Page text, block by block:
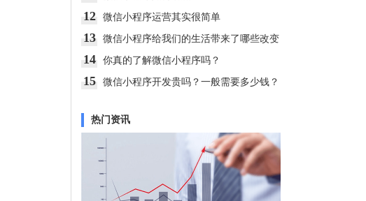
12 微信小程序运营其实很简单
13 微信小程序给我们的生活带来了哪些改变
14 你真的了解微信小程序吗？
15 微信小程序开发贵吗？一般需要多少钱？
热门资讯